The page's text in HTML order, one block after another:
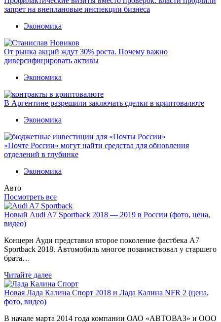
запрет на внеплановые инспекции бизнеса
Экономика
От рынка акций ждут 30% роста. Почему важно
диверсифицировать активы
Экономика
В Аргентине разрешили заключать сделки в криптовалюте
Экономика
«Почте России» могут найти средства для обновления
отделений в глубинке
Экономика
Авто
Посмотреть все
Новый Audi A7 Sportback 2018 — 2019 в России (фото, цена,
видео)
Концерн Ауди представил второе поколение фастбека A7
Sportback 2018. Автомобиль многое позаимствовал у старшего
брата…
Читайте далее
Новая Лада Калина Спорт 2018 и Лада Калина NFR 2 (цена,
фото, видео)
В начале марта 2014 года компании ОАО «АВТОВАЗ» и ООО